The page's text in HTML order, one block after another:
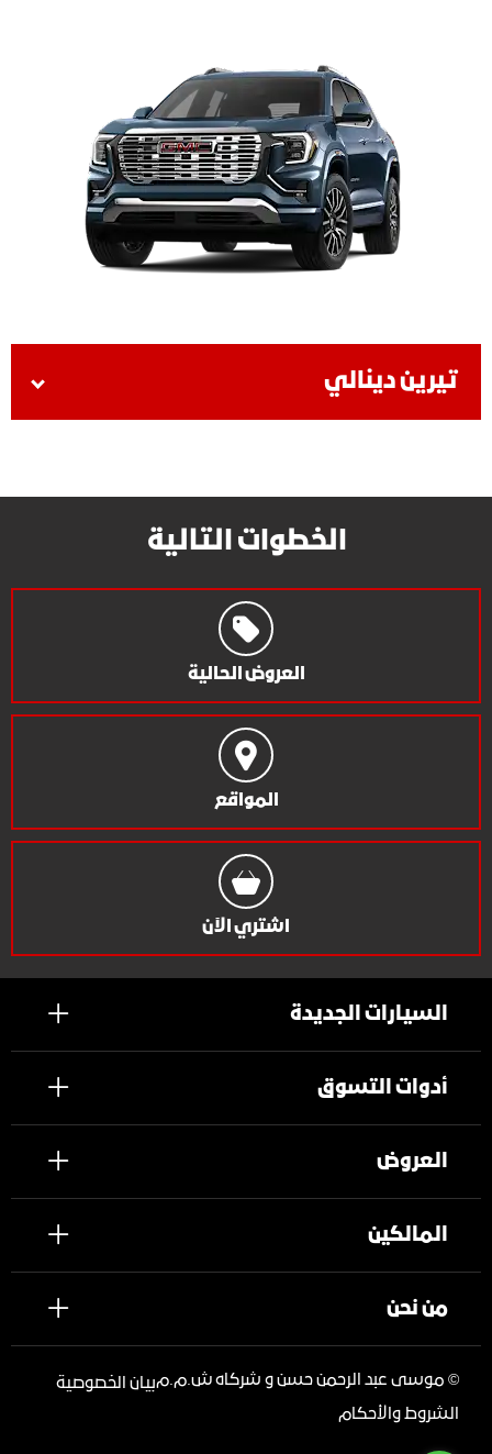
تيرين دينالي
الخطوات التالية
العروض الحالية
المواقع
اشتري الآن
السيارات الجديدة
أدوات التسوق
العروض
المالكين
من نحن
© موسى عبد الرحمن حسن و شركاه ش.م.مبيان الخصوصية
الشروط والأحكام